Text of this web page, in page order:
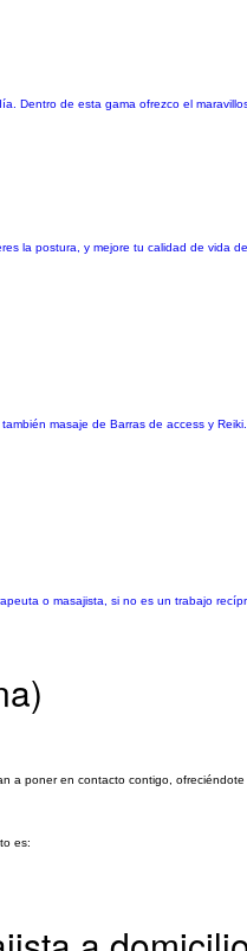
Dentro de esta gama ofrezco el
la postura, y mejore tu calidad de vida
masaje de Barras de access y
o masajista, si no es un trabajo
a poner en contacto contigo,
es: